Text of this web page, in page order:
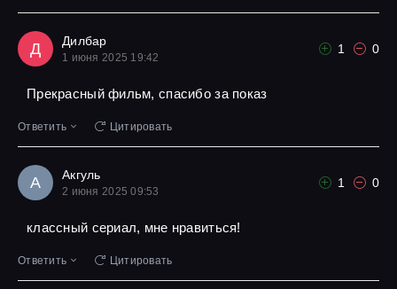
Д Дилбар
1 июня 2025 19:42
1 0
Прекрасный фильм, спасибо за показ
Ответить Цитировать
А Акгуль
2 июня 2025 09:53
1 0
классный сериал, мне нравиться!
Ответить Цитировать